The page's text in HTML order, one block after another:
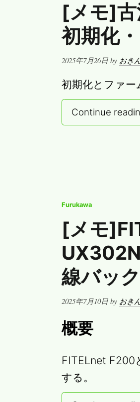
[メモ]
初期化
Posted
2025年7月26日 by おき
初期化とファ
Continue
Furukawa
[メモ
線バッ
Posted
2025年7月10日 by おき
概要
FITELnet F200
する。